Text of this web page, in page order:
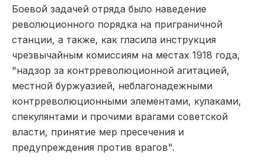
Боевой задачей отряда было наведение
революционного порядка на приграничной
станции, а также, как гласила инструкция
чрезвычайным комиссиям на местах 1918 года,
"надзор за контрреволюционной агитацией,
местной буржуазией, неблагонадежными
контрреволюционными элементами, кулаками,
спекулянтами и прочими врагами советской
власти, принятие мер пресечения и
предупреждения против врагов".